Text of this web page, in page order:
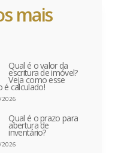
mais
Qual é o valor da
escritura de imóvel?
Veja como esse
é calculado!
Qual é o prazo para
abertura de
inventário?